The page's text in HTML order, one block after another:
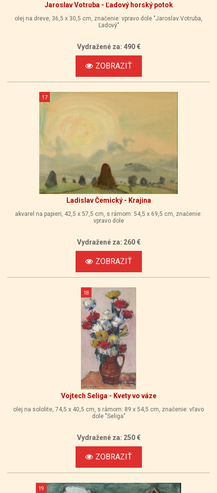
Jaroslav Votruba - Ľadový horský potok
olej na dreve, 36,5 x 30,5 cm, značenie: vpravo dole "Jaroslav Votruba,
Ľadový"
Vydražené za: 490 €
ZOBRAZIŤ
17
Ladislav Čemický - Krajina
akvarel na papieri, 42,5 x 57,5 cm, s rámom: 54,5 x 69,5 cm, značenie:
vpravo dole
Vydražené za: 260 €
ZOBRAZIŤ
18
Vojtech Seliga - Kvety vo váze
olej na sololite, 74,5 x 40,5 cm, s rámom: 89 x 54,5 cm, značenie: vľavo
dole "Seliga"
Vydražené za: 250 €
ZOBRAZIŤ
19